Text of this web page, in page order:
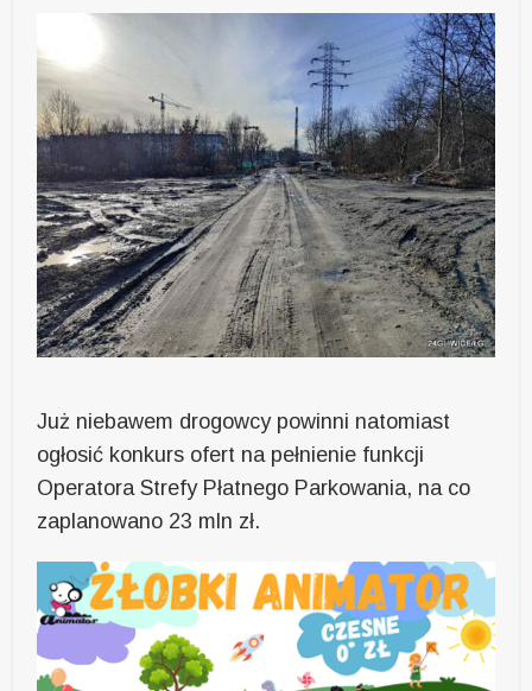
Już niebawem drogowcy powinni natomiast
ogłosić konkurs ofert na pełnienie funkcji
Operatora Strefy Płatnego Parkowania, na co
zaplanowano 23 mln zł.